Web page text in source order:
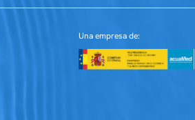
Una empresa de: